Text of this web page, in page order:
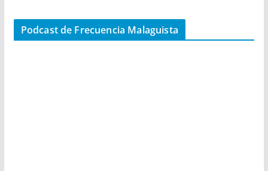
Podcast de Frecuencia Malaguista